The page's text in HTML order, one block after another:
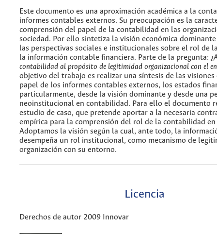
Este documento es una aproximación académica a la
informes contables externos. Su preocupación es la
comprensión del papel de la contabilidad en las
sociedad. Por ello sintetiza la visión económica
las perspectivas sociales e institucionales sobre el rol de
la información contable financiera. Parte de la pregunta:
contabilidad al propósito de legitimidad organizacional con el
objetivo del trabajo es realizar una síntesis de las
papel de los informes contables externos, los estados
particularmente, desde la visión dominante y desde una
neoinstitucional en contabilidad. Para ello el documento
estudio de caso, que pretende aportar a la necesaria
empírica para la comprensión del rol de la contabilidad
Adoptamos la visión según la cual, ante todo, la
desempeña un rol institucional, como mecanismo de
organización con su entorno.
Licencia
Derechos de autor 2009 Innovar